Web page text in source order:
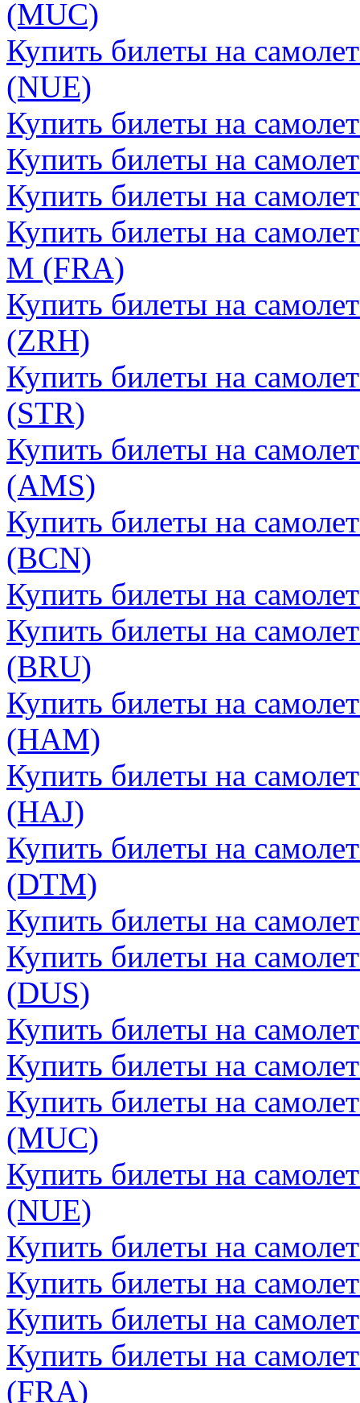
(MUC)
Купить билеты на
(NUE)
Купить билеты на
Купить билеты на
Купить билеты на
Купить билеты на
М (FRA)
Купить билеты на
(ZRH)
Купить билеты на
(STR)
Купить билеты на
(AMS)
Купить билеты на
(BCN)
Купить билеты на
Купить билеты на
(BRU)
Купить билеты на
(HAM)
Купить билеты на
(HAJ)
Купить билеты на
(DTM)
Купить билеты на
Купить билеты на
(DUS)
Купить билеты на
Купить билеты на
Купить билеты на
(MUC)
Купить билеты на
(NUE)
Купить билеты на
Купить билеты на
Купить билеты на
Купить билеты на
(FRA)